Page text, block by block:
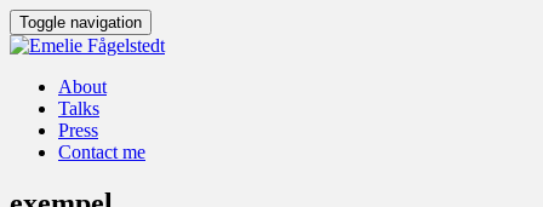
Toggle navigation
About
Talks
Press
Contact me